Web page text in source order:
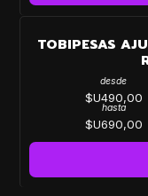
TOBIPESAS
desde
$U490,00
hasta
$U690,00